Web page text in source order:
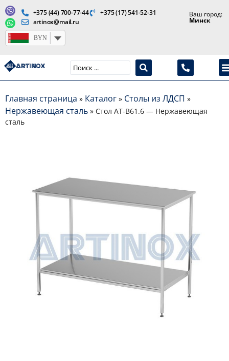
Главная страница » Каталог » Столы из ЛДСП »
Нержавеющая сталь » Стол AT-B61.6 — Нержавеющая
сталь
+375 (44) 700-77-44
+375 (17) 541-52-31
artinox@mail.ru
Ваш город:
Минск
BYN
Производство медицинской продукции и